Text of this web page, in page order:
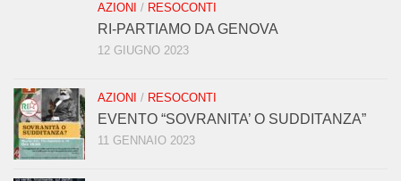
AZIONI / RESOCONTI
RI-PARTIAMO DA GENOVA
12 GIUGNO 2023
AZIONI / RESOCONTI
EVENTO “SOVRANITA’ O SUDDITANZA”
11 GENNAIO 2023